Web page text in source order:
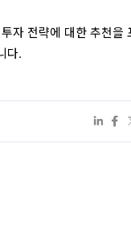
자 전략에 대한 추천을
다.